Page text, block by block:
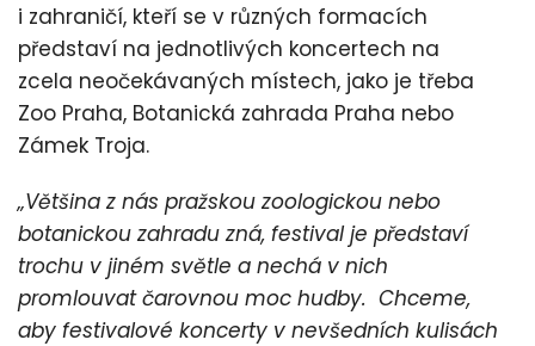
i zahraničí, kteří se v různých formacích
představí na jednotlivých koncertech na
zcela neočekávaných místech, jako je třeba
Zoo Praha, Botanická zahrada Praha nebo
Zámek Troja.
„Většina z nás pražskou zoologickou nebo
botanickou zahradu zná, festival je představí
trochu v jiném světle a nechá v nich
promlouvat čarovnou moc hudby. Chceme,
aby festivalové koncerty v nevšedních kulisách